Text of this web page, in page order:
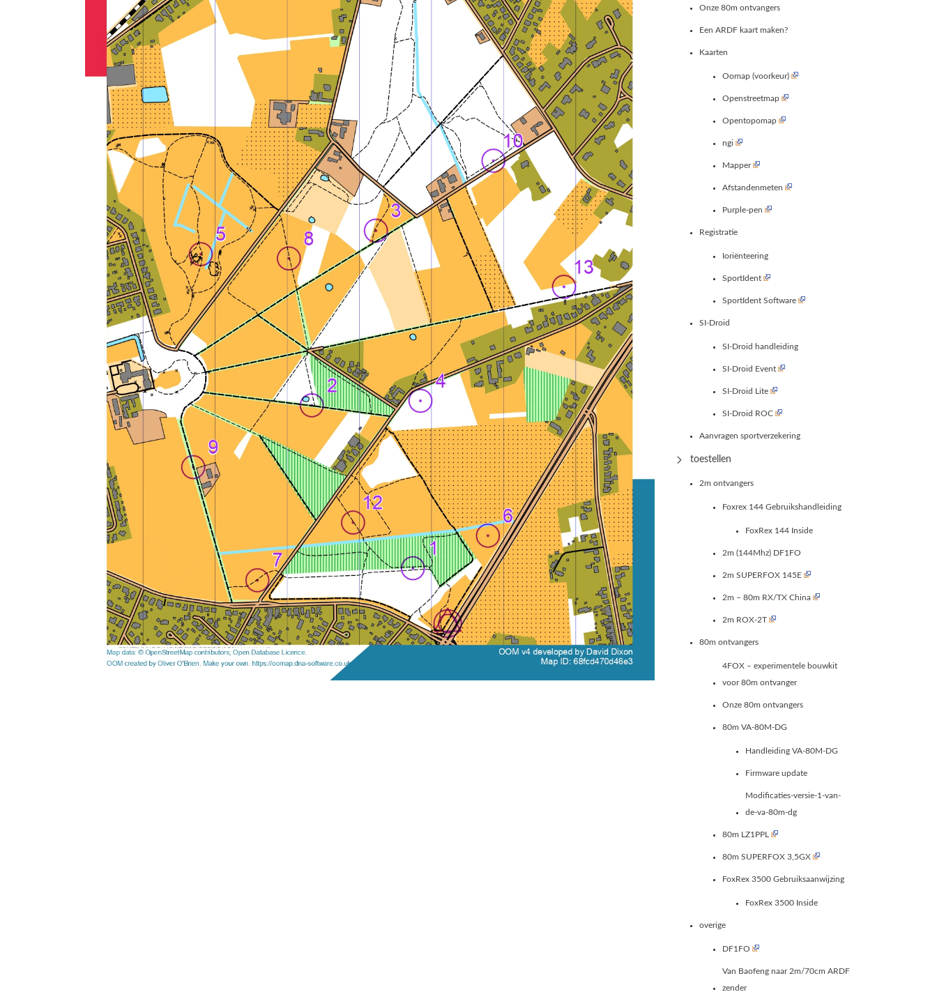
Onze 80m ontvangers
Een ARDF kaart maken?
Kaarten
Oomap (voorkeur)
Openstreetmap
Opentopomap
ngi
Mapper
Afstandenmeten
Purple-pen
Registratie
Ioriënteering
SportIdent
SportIdent Software
SI-Droid
SI-Droid handleiding
SI-Droid Event
SI-Droid Lite
SI-Droid ROC
Aanvragen sportverzekering
toestellen
2m ontvangers
Foxrex 144 Gebruikshandleiding
FoxRex 144 Inside
2m (144Mhz) DF1FO
2m SUPERFOX 145E
2m – 80m RX/TX China
2m ROX-2T
80m ontvangers
4FOX – experimentele bouwkit
voor 80m ontvanger
Onze 80m ontvangers
80m VA-80M-DG
Handleiding VA-80M-DG
Firmware update
Modificaties-versie-1-van-
de-va-80m-dg
80m LZ1PPL
80m SUPERFOX 3,5GX
FoxRex 3500 Gebruiksaanwijzing
FoxRex 3500 Inside
overige
DF1FO
Van Baofeng naar 2m/70cm ARDF
zender